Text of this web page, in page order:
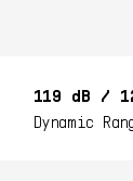
119 dB /
Dynamic